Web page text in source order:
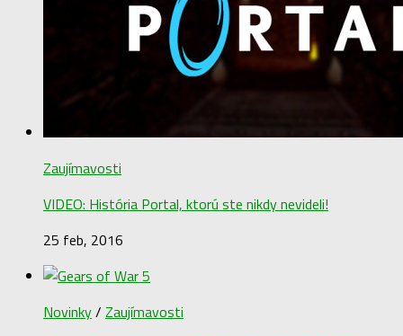
Zaujímavosti
VIDEO: História Portal, ktorú ste nikdy nevideli!
25 feb, 2016
Novinky/ Zaujímavosti